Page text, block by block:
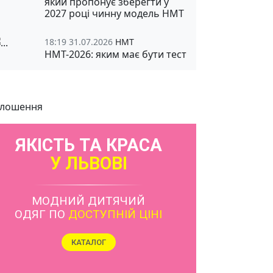
2027 році чинну модель НМТ
18:19 31.07.2026 НМТ
НМТ-2026: яким має бути тест
ЯКІСТЬ ТА КРАСА
У ЛЬВОВІ
МОДНИЙ ДИТЯЧИЙ
ОДЯГ ПО ДОСТУПНІЙ ЦІНІ
КАТАЛОГ